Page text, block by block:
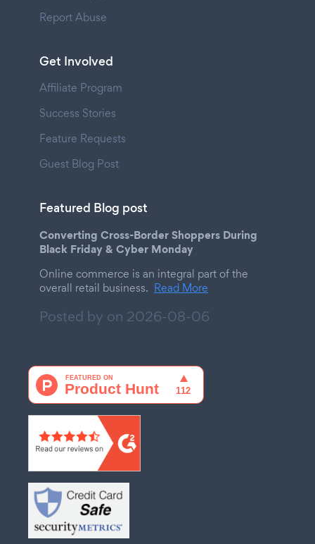
Report Abuse
Get Involved
Affiliate Program
Success Stories
Feature Requests
Guest Blog Post
Featured Blog post
Converting Cross-Border Shoppers During
Black Friday & Cyber Monday
Online commerce is an integral part of the
overall retail business. Read More
Posted by on 2026-08-06